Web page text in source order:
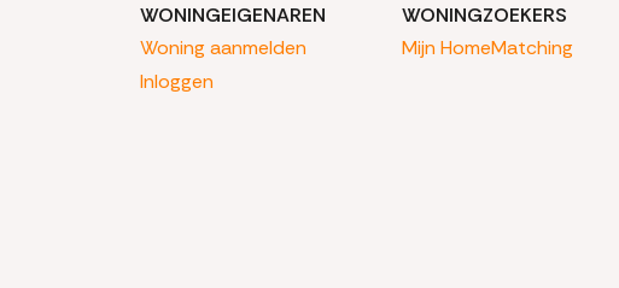
WONINGEIGENAREN
Woning aanmelden
Inloggen
WONINGZOEKERS
Mijn HomeMatching